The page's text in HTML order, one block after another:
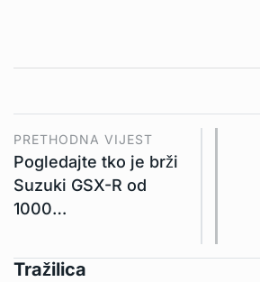
PRETHODNA VIJEST
Pogledajte tko je brži
Suzuki GSX-R od
1000…
Tražilica